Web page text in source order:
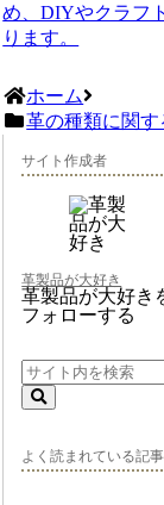
め、DIYやクラフ
ります。
ホーム
革の種類に関す
サイト作成者
革製品が大好き
革製品が大好き
フォローする
よく読まれている記事